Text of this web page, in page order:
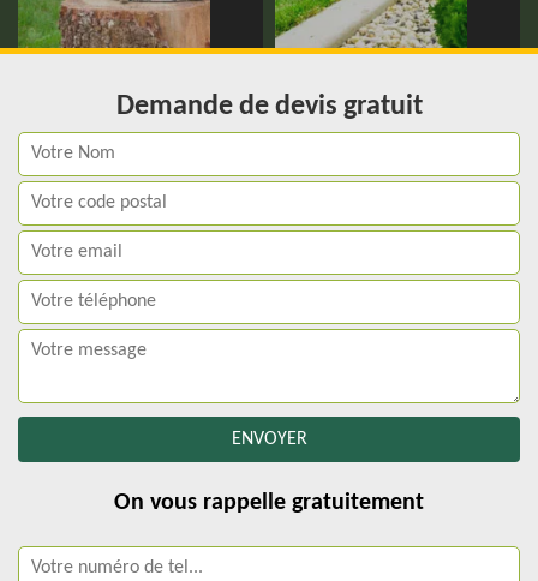
Demande de devis gratuit
On vous rappelle gratuitement